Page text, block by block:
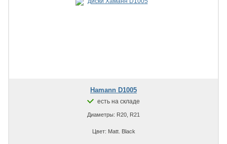
Hamann D1005
есть на складе
Диаметры: R20, R21
Цвет: Matt. Black